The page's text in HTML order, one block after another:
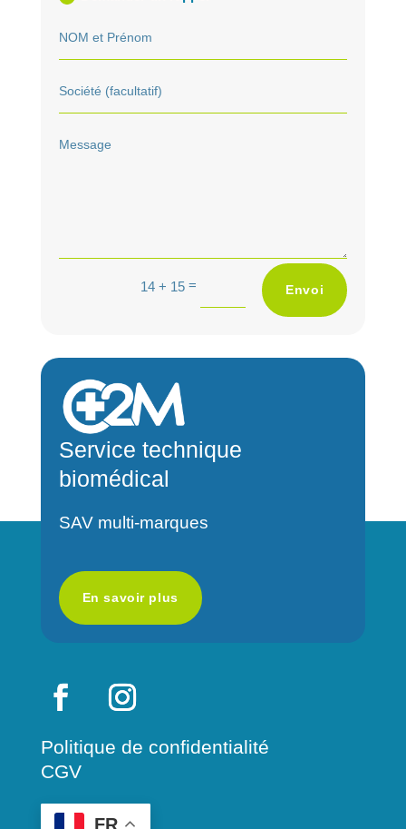
14 + 15 = Envoi
Service technique
biomédical
SAV multi-marques
En savoir plus
Politique de confidentialité
CGV
FR